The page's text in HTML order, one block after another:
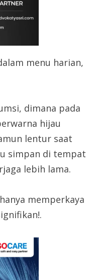
menu harian,
dimana pada
hijau
lentur saat
simpan di tempat
lebih lama.
memperkaya